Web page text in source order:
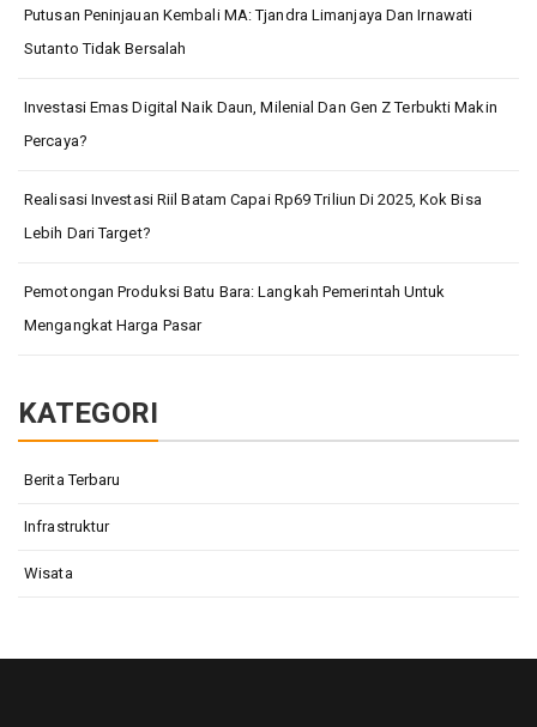
Putusan Peninjauan Kembali MA: Tjandra Limanjaya Dan Irnawati
Sutanto Tidak Bersalah
Investasi Emas Digital Naik Daun, Milenial Dan Gen Z Terbukti Makin
Percaya?
Realisasi Investasi Riil Batam Capai Rp69 Triliun Di 2025, Kok Bisa
Lebih Dari Target?
Pemotongan Produksi Batu Bara: Langkah Pemerintah Untuk
Mengangkat Harga Pasar
KATEGORI
Berita Terbaru
Infrastruktur
Wisata